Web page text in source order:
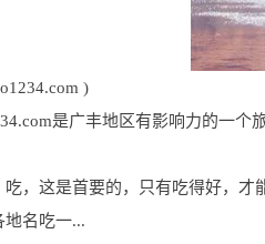
)
是广丰地区有影响力的一
，这是首要的，只有吃得好，
地名吃一...